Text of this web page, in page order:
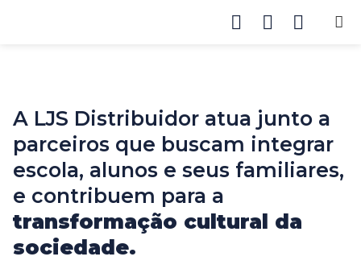
A LJS Distribuidor atua junto a
parceiros que buscam integrar
escola, alunos e seus familiares,
e contribuem para a
transformação cultural da
sociedade.